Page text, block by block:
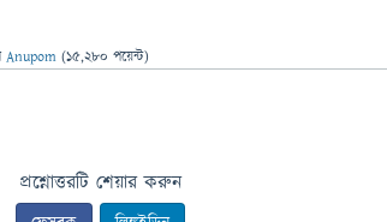
Anupom (15,280 পয়েন্ট)
প্রশ্নোত্তরটি শেয়ার করুন